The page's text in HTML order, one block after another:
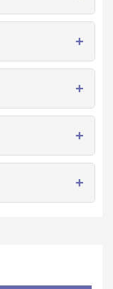
等学历。
总分4.5分及
设置的入学考
小班化教学理
题研讨、自主探
书：